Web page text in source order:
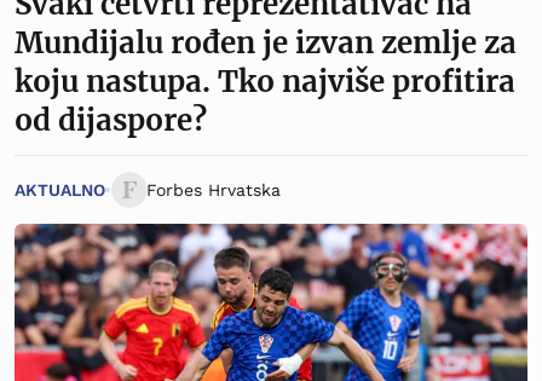
Mundijalu rođen je izvan zemlje za
koju nastupa. Tko najviše profitira
od dijaspore?
AKTUALNO Forbes Hrvatska